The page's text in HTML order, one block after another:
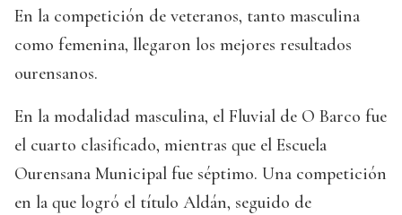
En la competición de veteranos, tanto masculina
como femenina, llegaron los mejores resultados
ourensanos.
En la modalidad masculina, el Fluvial de O Barco fue
el cuarto clasificado, mientras que el Escuela
Ourensana Municipal fue séptimo. Una competición
en la que logró el título Aldán, seguido de